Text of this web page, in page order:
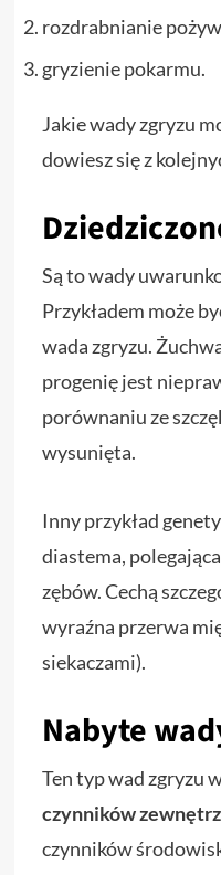
rozdrabnianie
gryzienie pokarmu.
Jakie wady zgryzu
dowiesz się z
Są to wady
Przykładem może
wada zgryzu.
progenię jest
porównaniu ze
wysunięta.
Inny przykład
diastema,
zębów. Cechą
wyraźna przerwa
siekaczami).
Nabyte
Ten typ wad zgryzu
czynników
czynników